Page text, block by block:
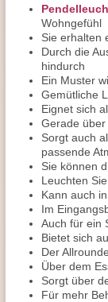
Wohngefühl
Sie erhalten
Durch die
hindurch
Ein Muster
Gemütliche
Eignet sich
Gerade
Sorgt auch
passende
Sie können
Leuchten
Kann auch
Im
Auch für ein
Bietet sich
Der
Über dem
Sorgt über
Für mehr